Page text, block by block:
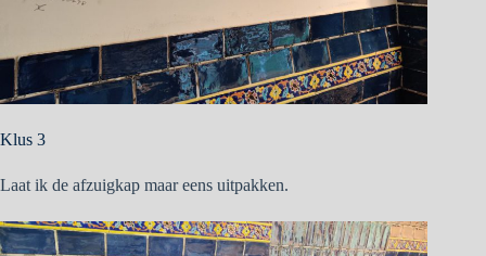
Klus 3
Laat ik de afzuigkap maar eens uitpakken.